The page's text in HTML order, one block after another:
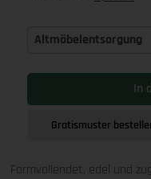
Altmöbelentsorgung
In
Gratismuster
Formvollendet, edel und